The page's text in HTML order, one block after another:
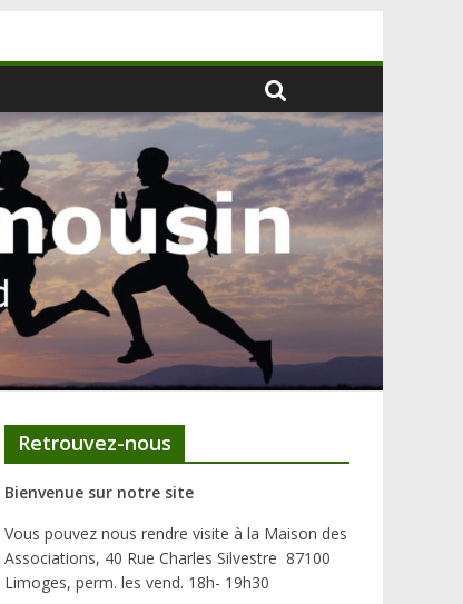
Retrouvez-nous
Bienvenue sur notre site
Vous pouvez nous rendre visite à la Maison des
Associations, 40 Rue Charles Silvestre 87100
Limoges, perm. les vend. 18h- 19h30